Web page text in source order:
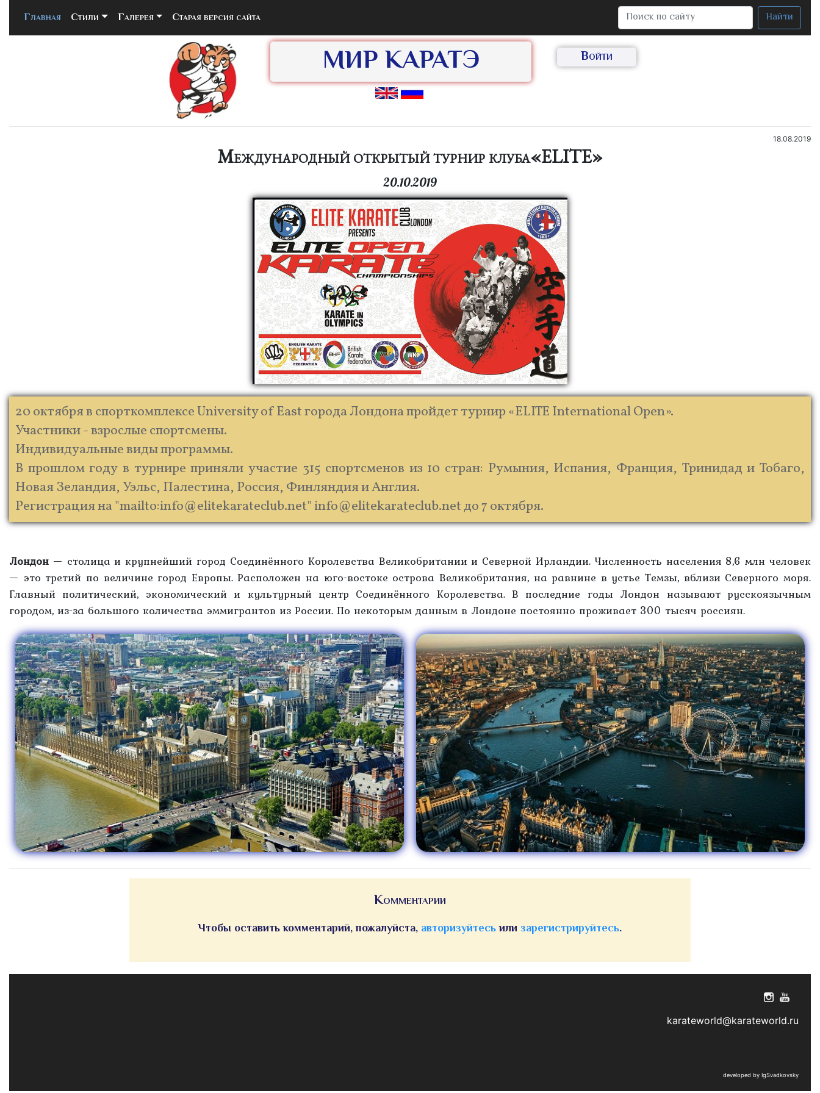
Главная (current)
Стили Галерея Старая версия сайта Найти
МИР КАРАТЭ Войти
18.08.2019
Международный открытый турнир клуба«ELITE»
20.10.2019
20 октября в спорткомплексе University of East города Лондона пройдет турнир «ELITE International Open».
Участники - взрослые спортсмены.
Индивидуальные виды программы.
В прошлом году в турнире приняли участие 315 спортсменов из 10 стран: Румыния, Испания, Франция, Тринидад и Тобаго,
Новая Зеландия, Уэльс, Палестина, Россия, Финляндия и Англия.
Регистрация на "mailto:info@elitekarateclub.net" info@elitekarateclub.net до 7 октября.
Лондон — столица и крупнейший город Соединённого Королевства Великобритании и Северной Ирландии. Численность населения 8,6 млн человек
— это третий по величине город Европы. Расположен на юго-востоке острова Великобритания, на равнине в устье Темзы, вблизи Северного моря.
Главный политический, экономический и культурный центр Соединённого Королевства. В последние годы Лондон называют русскоязычным
городом, из-за большого количества эммигрантов из России. По некоторым данным в Лондоне постоянно проживает 300 тысяч россиян.
Комментарии
Чтобы оставить комментарий, пожалуйста, авторизуйтесьили зарегистрируйтесь.
karateworld@karateworld.ru
developed by IgSvadkovsky